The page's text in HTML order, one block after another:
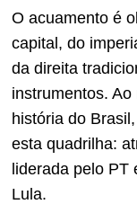
O acuamento é
capital, do
da direita
instrumentos.
história do
esta quadrilha:
liderada pelo PT
Lula.